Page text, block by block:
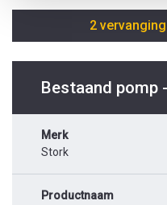
2
Bestaand pomp
Merk
Stork
Productnaam